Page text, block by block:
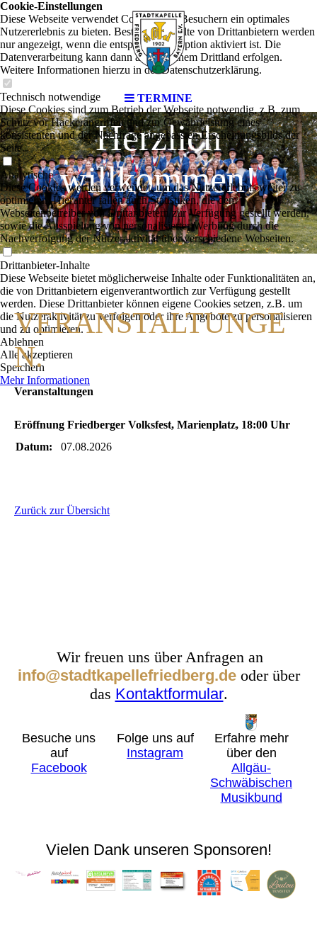
TERMINE
Herzlich
willkommen!
VERANSTALTUNGE
N.
Veranstaltungen
Eröffnung Friedberger Volksfest, Marienplatz, 18:00 Uhr
Datum:
07.08.2026
Zurück zur Übersicht
Wir freuen uns über Anfragen an
info@stadtkapellefriedberg.deoder über
das Kontaktformular.
Besuche uns
auf
Facebook
Folge uns auf
Instagram
Erfahre mehr
über den
Allgäu-
Schwäbischen
Musikbund
Vielen Dank unseren Sponsoren!
Cookie-Einstellungen
Diese Webseite verwendet Cookies, um Besuchern ein optimales
Nutzererlebnis zu bieten. Bestimmte Inhalte von Drittanbietern werden
nur angezeigt, wenn die entsprechende Option aktiviert ist. Die
Datenverarbeitung kann dann auch in einem Drittland erfolgen.
Weitere Informationen hierzu in der Datenschutzerklärung.
Technisch notwendige
Diese Cookies sind zum Betrieb der Webseite notwendig, z.B. zum
Schutz vor Hackerangriffen und zur Gewährleistung eines
konsistenten und der Nachfrage angepassten Erscheinungsbilds der
Seite.
Analytische
Diese Cookies werden verwendet, um das Nutzererlebnis weiter zu
optimieren. Hierunter fallen auch Statistiken, die dem
Webseitenbetreiber von Drittanbietern zur Verfügung gestellt werden,
sowie die Ausspielung von personalisierter Werbung durch die
Nachverfolgung der Nutzeraktivität über verschiedene Webseiten.
Drittanbieter-Inhalte
Diese Webseite bietet möglicherweise Inhalte oder Funktionalitäten an,
die von Drittanbietern eigenverantwortlich zur Verfügung gestellt
werden. Diese Drittanbieter können eigene Cookies setzen, z.B. um
die Nutzeraktivität zu verfolgen oder ihre Angebote zu personalisieren
und zu optimieren.
Ablehnen
Alle akzeptieren
Speichern
Mehr Informationen